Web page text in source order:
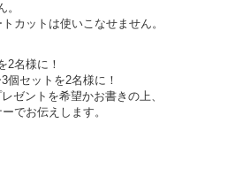
カットは使いこなせません。
2名様に！
個セットを2名様に！
ゼントを希望かお書きの上、
でお伝えします。